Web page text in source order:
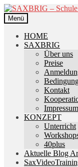
Zur
Navigation
springen
Zum
Inhalt
springen
Menü
HOME
SAXBRIG
Über uns
Preise
Kontakt
Impressum
KONZEPT
Unterricht
40plus
Aktuelle Blog